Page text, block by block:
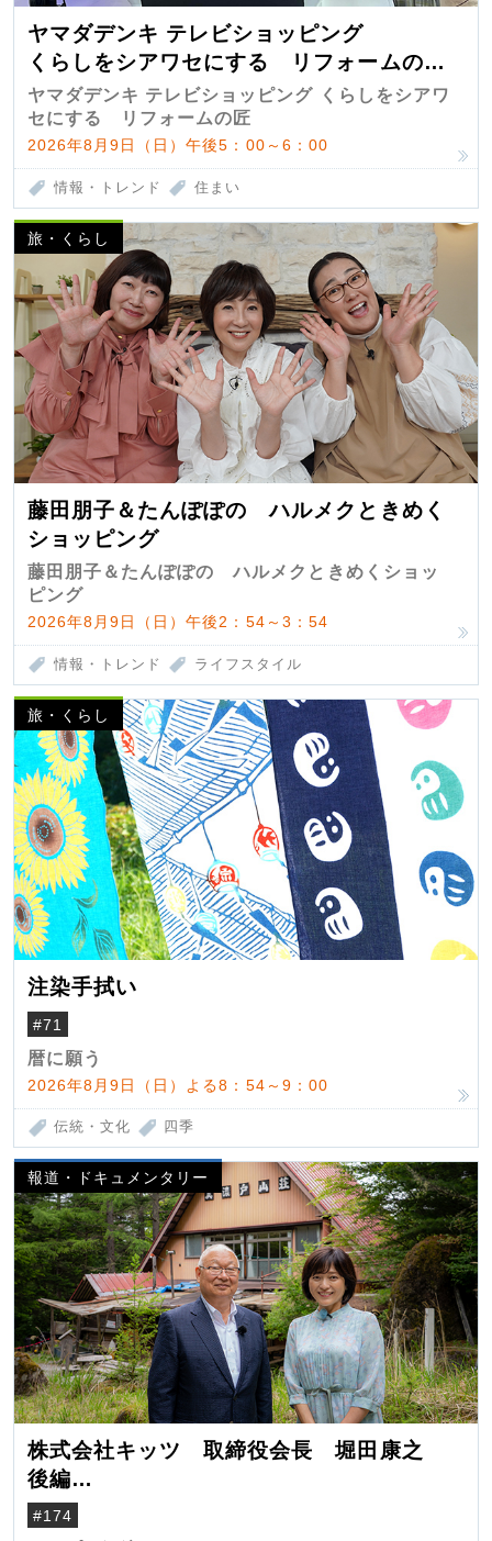
ヤマダデンキ テレビショッピング
くらしをシアワセにする リフォームの
匠 第7弾
ヤマダデンキ テレビショッピング くらしをシアワ
セにする リフォームの匠
2026年8月9日（日）午後5：00～6：00
情報・トレンド 住まい
旅・くらし
藤田朋子＆たんぽぽの ハルメクときめく
ショッピング
藤田朋子＆たんぽぽの ハルメクときめくショッ
ピング
2026年8月9日（日）午後2：54～3：54
情報・トレンド ライフスタイル
旅・くらし
注染手拭い
#71
暦に願う
2026年8月9日（日）よる8：54～9：00
伝統・文化 四季
報道・ドキュメンタリー
株式会社キッツ 取締役会長 堀田康之
後編
米国駐在でも浮かんだ八ヶ岳 山小屋を営
んだ父母
#174